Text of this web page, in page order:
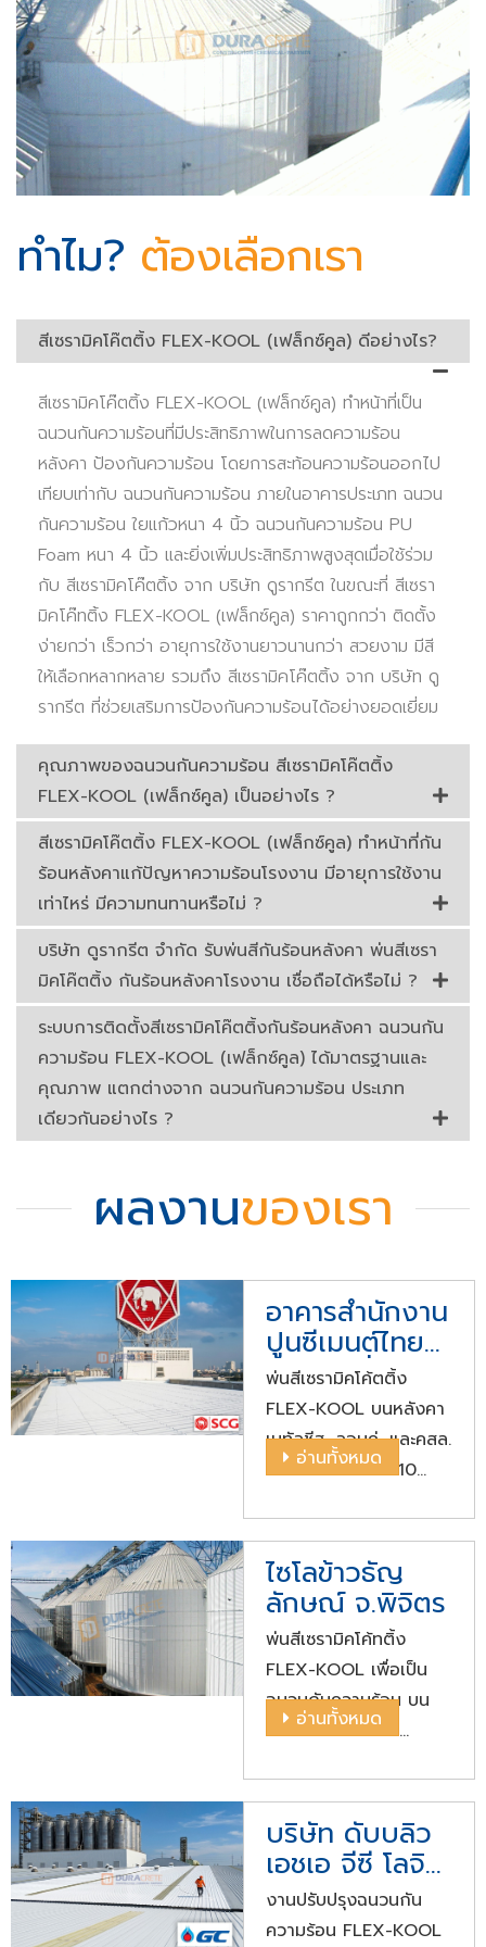
ทำไม? ต้องเลือกเรา
สีเซรามิคโค๊ตติ้ง FLEX-KOOL (เฟล็กซ์คูล) ดีอย่างไร?
สีเซรามิคโค๊ตติ้ง FLEX-KOOL (เฟล็กซ์คูล) ทำหน้าที่เป็น
ฉนวนกันความร้อนที่มีประสิทธิภาพในการลดความร้อน
หลังคา ป้องกันความร้อน โดยการสะท้อนความร้อนออกไป
เทียบเท่ากับ ฉนวนกันความร้อน ภายในอาคารประเภท ฉนวน
กันความร้อน ใยแก้วหนา 4 นิ้ว ฉนวนกันความร้อน PU
Foam หนา 4 นิ้ว และยิ่งเพิ่มประสิทธิภาพสูงสุดเมื่อใช้ร่วม
กับ สีเซรามิคโค๊ตติ้ง จาก บริษัท ดูรากรีต ในขณะที่ สีเซรา
มิคโค๊ทติ้ง FLEX-KOOL (เฟล็กซ์คูล) ราคาถูกกว่า ติดตั้ง
ง่ายกว่า เร็วกว่า อายุการใช้งานยาวนานกว่า สวยงาม มีสี
ให้เลือกหลากหลาย รวมถึง สีเซรามิคโค๊ตติ้ง จาก บริษัท ดู
รากรีต ที่ช่วยเสริมการป้องกันความร้อนได้อย่างยอดเยี่ยม
คุณภาพของฉนวนกันความร้อน สีเซรามิคโค๊ตติ้ง
FLEX-KOOL (เฟล็กซ์คูล) เป็นอย่างไร ?
สีเซรามิคโค๊ตติ้ง FLEX-KOOL (เฟล็กซ์คูล) ทำหน้าที่กัน
ร้อนหลังคาแก้ปัญหาความร้อนโรงงาน มีอายุการใช้งาน
เท่าไหร่ มีความทนทานหรือไม่ ?
บริษัท ดูรากรีต จำกัด รับพ่นสีกันร้อนหลังคา พ่นสีเซรา
มิคโค๊ตติ้ง กันร้อนหลังคาโรงงาน เชื่อถือได้หรือไม่ ?
ระบบการติดตั้งสีเซรามิคโค๊ตติ้งกันร้อนหลังคา ฉนวนกัน
ความร้อน FLEX-KOOL (เฟล็กซ์คูล) ได้มาตรฐานและ
คุณภาพ แตกต่างจาก ฉนวนกันความร้อน ประเภท
เดียวกันอย่างไร ?
ผลงานของเรา
อาคารสำนักงาน
ปูนซีเมนต์ไทย
เขตบางซื่อ
พ่นสีเซรามิคโค้ตติ้ง
FLEX-KOOL บนหลังคา
เมทัลชีส, ลอนคู่, และคสล.
บนอาคารเก่ากว่า 10
อ่านทั้งหมด
ไซโลข้าวธัญ
ลักษณ์ จ.พิจิตร
พ่นสีเซรามิคโค้ทติ้ง
FLEX-KOOL เพื่อเป็น
ฉนวนกันความร้อน บน
ไซโลขนาดเส้นผ่าน
อ่านทั้งหมด
บริษัท ดับบลิว
เอชเอ จีซี โลจิ
สติกส์ จำกัด
งานปรับปรุงฉนวนกัน
ความร้อน FLEX-KOOL